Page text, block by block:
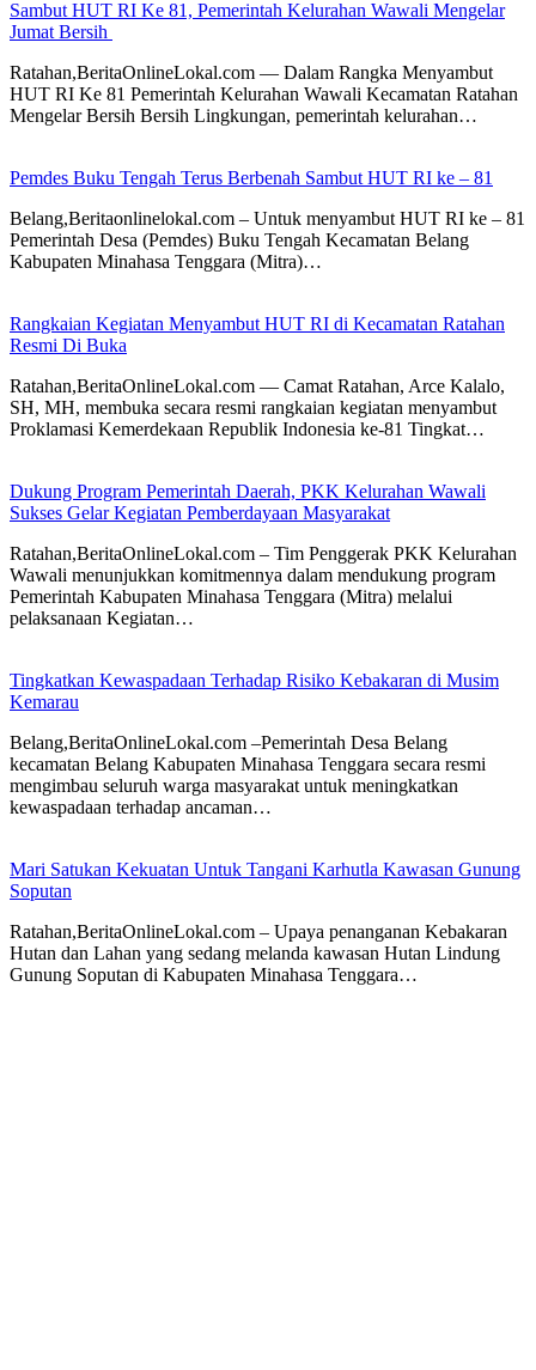
Sambut HUT RI Ke 81, Pemerintah Kelurahan Wawali Mengelar
Jumat Bersih
Ratahan,BeritaOnlineLokal.com — Dalam Rangka Menyambut
HUT RI Ke 81 Pemerintah Kelurahan Wawali Kecamatan Ratahan
Mengelar Bersih Bersih Lingkungan, pemerintah kelurahan…
Pemdes Buku Tengah Terus Berbenah Sambut HUT RI ke – 81
Belang,Beritaonlinelokal.com – Untuk menyambut HUT RI ke – 81
Pemerintah Desa (Pemdes) Buku Tengah Kecamatan Belang
Kabupaten Minahasa Tenggara (Mitra)…
Rangkaian Kegiatan Menyambut HUT RI di Kecamatan Ratahan
Resmi Di Buka
Ratahan,BeritaOnlineLokal.com — Camat Ratahan, Arce Kalalo,
SH, MH, membuka secara resmi rangkaian kegiatan menyambut
Proklamasi Kemerdekaan Republik Indonesia ke-81 Tingkat…
Dukung Program Pemerintah Daerah, PKK Kelurahan Wawali
Sukses Gelar Kegiatan Pemberdayaan Masyarakat
Ratahan,BeritaOnlineLokal.com – Tim Penggerak PKK Kelurahan
Wawali menunjukkan komitmennya dalam mendukung program
Pemerintah Kabupaten Minahasa Tenggara (Mitra) melalui
pelaksanaan Kegiatan…
Tingkatkan Kewaspadaan Terhadap Risiko Kebakaran di Musim
Kemarau
Belang,BeritaOnlineLokal.com –Pemerintah Desa Belang
kecamatan Belang Kabupaten Minahasa Tenggara secara resmi
mengimbau seluruh warga masyarakat untuk meningkatkan
kewaspadaan terhadap ancaman…
Mari Satukan Kekuatan Untuk Tangani Karhutla Kawasan Gunung
Soputan
Ratahan,BeritaOnlineLokal.com – Upaya penanganan Kebakaran
Hutan dan Lahan yang sedang melanda kawasan Hutan Lindung
Gunung Soputan di Kabupaten Minahasa Tenggara…